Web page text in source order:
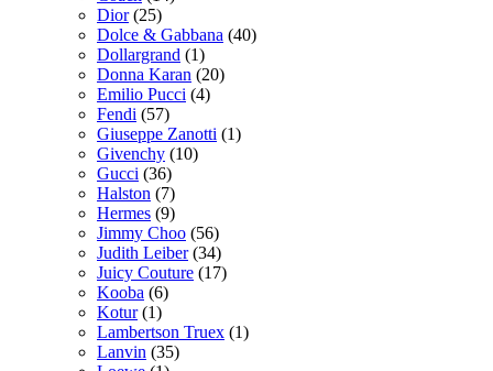
Dior(25)
Dolce & Gabbana (40)
Dollargrand (1)
Donna Karan (20)
Emilio Pucci (4)
Fendi (57)
Giuseppe Zanotti (1)
Givenchy (10)
Gucci (36)
Halston (7)
Hermes (9)
Jimmy Choo (56)
Judith Leiber(34)
Juicy Couture (17)
Kooba (6)
Kotur(1)
Lambertson Truex (1)
Lanvin (35)